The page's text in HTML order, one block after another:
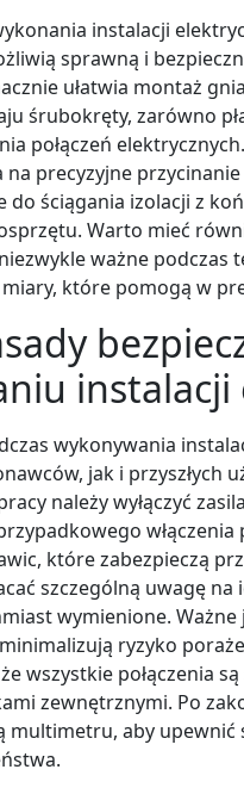
instalacji
sprawną i
ułatwia montaż
śrubokręty, zarówno
połączeń
precyzyjne
do ściągania izolacji z
Warto mieć
ważne
które pomogą w
instalacji
wykonywania
jak i przyszłych
należy wyłączyć
które zabezpieczą
szczególną uwagę
wymienione.
ryzyko
wszystkie połączenia
zewnętrznymi. Po
multimetru, aby upewnić